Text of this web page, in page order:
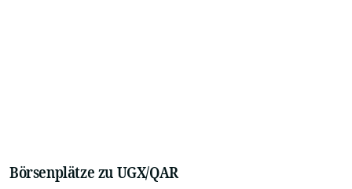
Börsenplätze zu UGX/QAR